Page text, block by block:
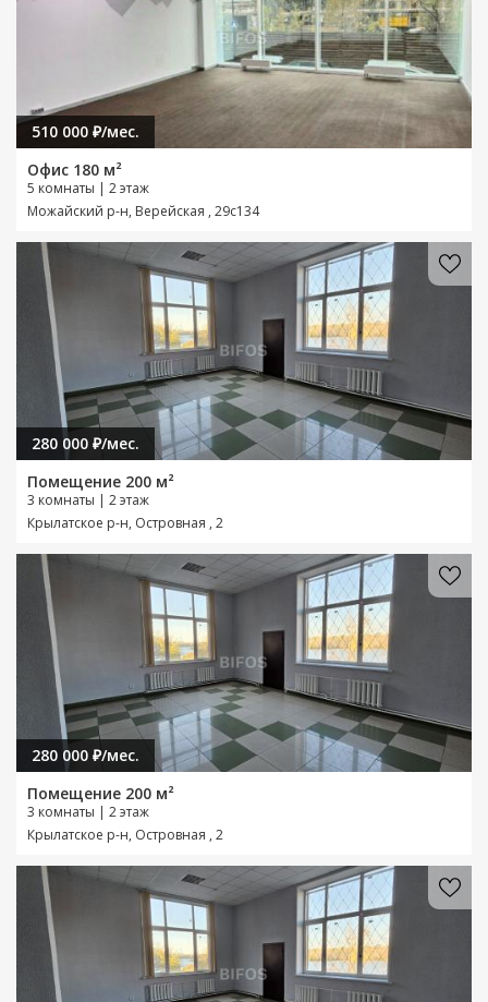
510 000 ₽/мес.
Офис 180 м²
5 комнаты | 2 этаж
Можайский р-н, Верейская , 29с134
280 000 ₽/мес.
Помещение 200 м²
3 комнаты | 2 этаж
Крылатское р-н, Островная , 2
280 000 ₽/мес.
Помещение 200 м²
3 комнаты | 2 этаж
Крылатское р-н, Островная , 2